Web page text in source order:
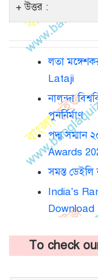
উত্তর :
লতা
Lataji
নালন্দা
পুনর্নির্মাণ
পদ্ম সম্মান
Awards
সমস্ত ডেইলি
India’s
Download
To check